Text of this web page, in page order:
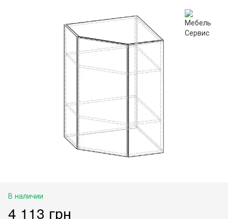
В наличии
4 113 грн